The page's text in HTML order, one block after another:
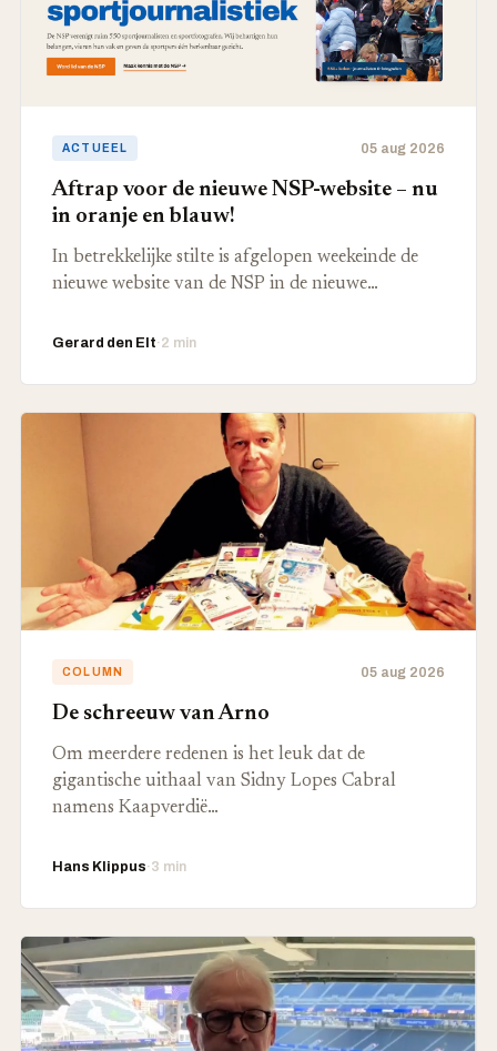
ACTUEEL 05 aug 2026
Aftrap voor de nieuwe NSP-website – nu
in oranje en blauw!
In betrekkelijke stilte is afgelopen weekeinde de
nieuwe website van de NSP in de nieuwe…
Gerard den Elt·2 min
COLUMN 05 aug 2026
De schreeuw van Arno
Om meerdere redenen is het leuk dat de
gigantische uithaal van Sidny Lopes Cabral
namens Kaapverdië…
Hans Klippus·3 min